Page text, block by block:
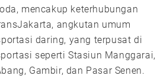
mencakup keterhubungan
angkutan umum
daring, yang terpusat di
seperti Stasiun Manggarai,
Gambir, dan Pasar Senen.